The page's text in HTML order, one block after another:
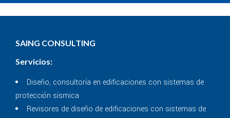
SAING CONSULTING
Servicios:
Diseño, consultoría en edificaciones con sistemas de
protección sísmica
Revisores de diseño de edificaciones con sistemas de